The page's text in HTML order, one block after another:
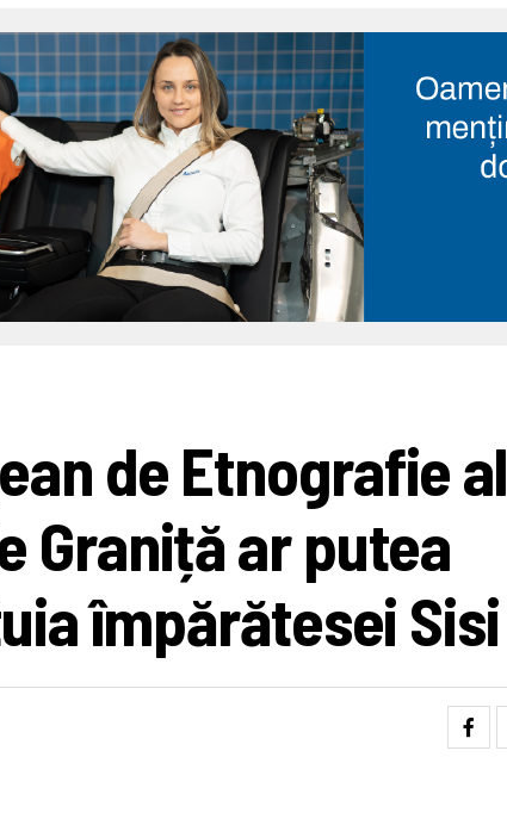
de Etnografie al
Graniță ar putea
împărătesei Sisi